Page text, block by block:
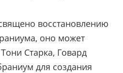
восстановлению
оно может
Старка, Говард
для создания